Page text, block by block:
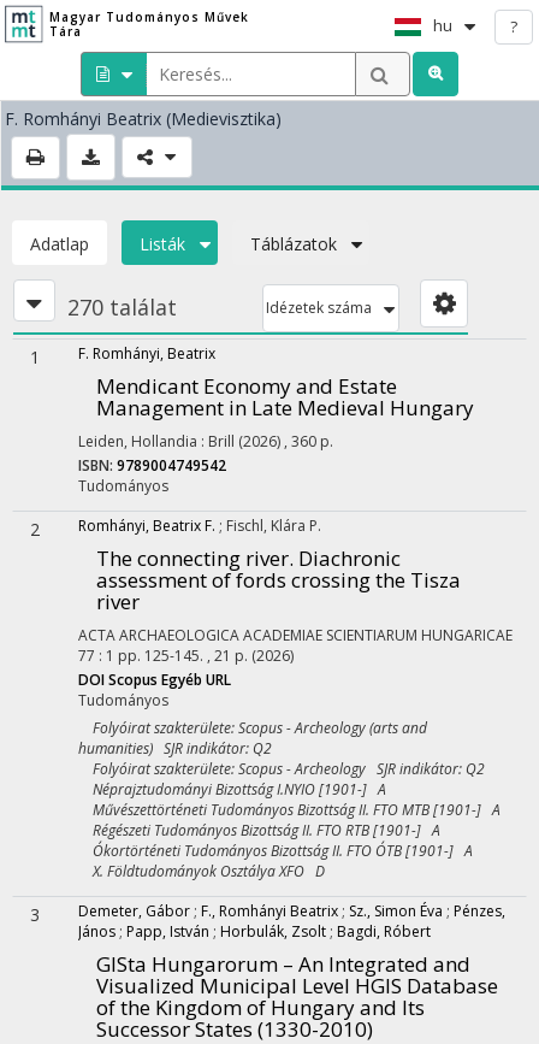
Magyar Tudományos Művek
Tára
hu ?
F. Romhányi Beatrix (Medievisztika)
Adatlap Listák Táblázatok
270 találat Idézetek száma
1 F. Romhányi, Beatrix
Mendicant Economy and Estate
Management in Late Medieval Hungary
Leiden, Hollandia : Brill (2026) , 360 p.
ISBN: 9789004749542
Tudományos
2 Romhányi, Beatrix F. ; Fischl, Klára P.
The connecting river. Diachronic
assessment of fords crossing the Tisza
river
ACTA ARCHAEOLOGICA ACADEMIAE SCIENTIARUM HUNGARICAE
77 : 1 pp. 125-145. , 21 p. (2026)
DOIScopus Egyéb URL
Tudományos
Folyóirat szakterülete: Scopus - Archeology (arts and
humanities) SJR indikátor: Q2
Folyóirat szakterülete: Scopus - Archeology SJR indikátor: Q2
Néprajztudományi Bizottság I.NYIO [1901-] A
Művészettörténeti Tudományos Bizottság II. FTO MTB [1901-] A
Régészeti Tudományos Bizottság II. FTO RTB [1901-] A
Ókortörténeti Tudományos Bizottság II. FTO ÓTB [1901-] A
X. Földtudományok Osztálya XFO D
3 Demeter, Gábor ; F., Romhányi Beatrix ; Sz., Simon Éva ; Pénzes,
János ; Papp, István ; Horbulák, Zsolt ; Bagdi, Róbert
GISta Hungarorum – An Integrated and
Visualized Municipal Level HGIS Database
of the Kingdom of Hungary and Its
Successor States (1330-2010)